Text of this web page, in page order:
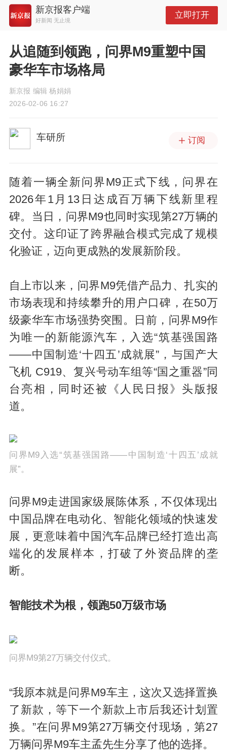
新京报客户端
好新闻 无止境
立即打开
从追随到领跑，问界M9重塑中国
豪华车市场格局
新京报 编辑 杨娟娟
2026-02-06 16:27
车研所 订阅
随着一辆全新问界M9正式下线，问界在
2026年1月13日达成百万辆下线新里程
碑。当日，问界M9也同时实现第27万辆的
交付。这印证了跨界融合模式完成了规模
化验证，迈向更成熟的发展新阶段。
自上市以来，问界M9凭借产品力、扎实的
市场表现和持续攀升的用户口碑，在50万
级豪华车市场强势突围。日前，问界M9作
为唯一的新能源汽车，入选“筑基强国路
——中国制造‘十四五’成就展”，与国产大
飞机 C919、复兴号动车组等“国之重器”同
台亮相，同时还被《人民日报》头版报
道。
问界M9入选“筑基强国路——中国制造‘十四五’成就
展”。
问界M9走进国家级展陈体系，不仅体现出
中国品牌在电动化、智能化领域的快速发
展，更意味着中国汽车品牌已经打造出高
端化的发展样本，打破了外资品牌的垄
断。
智能技术为根，领跑50万级市场
问界M9第27万辆交付仪式。
“我原本就是问界M9车主，这次又选择置换
了新款，等下一个新款上市后我还计划置
换。”在问界M9第27万辆交付现场，第27
万辆问界M9车主孟先生分享了他的选择。